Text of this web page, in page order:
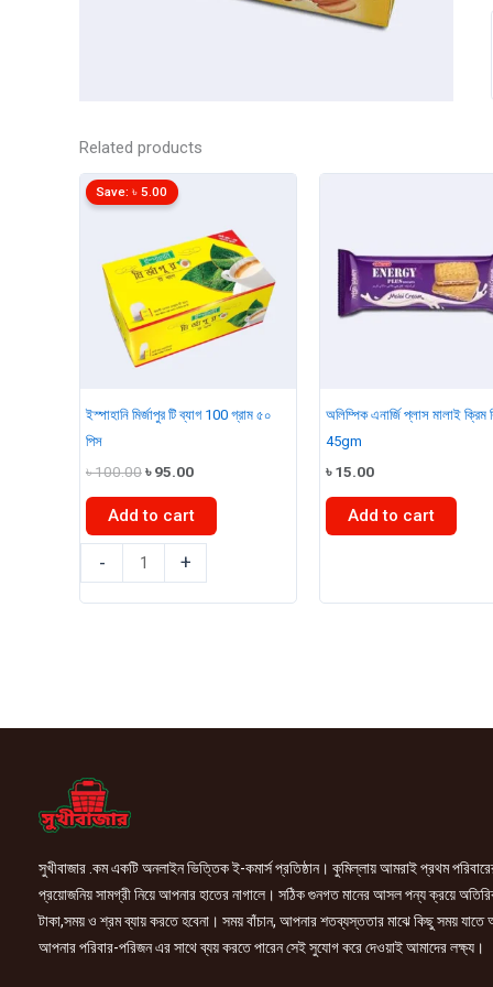
Related products
ইস্পাহানি মির্জাপুর টি ব্যাগ 100 গ্রাম ৫০
পিস
৳100.00Original
was:
৳ 100.00.
৳95.00Current
৳ 95.00.
Save:৳5.00
Add to cart
-
মির্জাপুর
টি
+
অলিম্পিক এনার্জি প্লাস মালাই ক্রিম
45gm
৳15.00
Add to cart
প্লাস
সুখীবাজার .কম একটি অনলাইন ভিত্তিক ই-কমার্স প্রতিষ্ঠান। কুমিল্লায় আমরাই প্রথম
প্রয়োজনিয় সামগ্রী নিয়ে আপনার হাতের নাগালে। সঠিক গুনগত মানের আসল পন্য ক্রয়ে
টাকা,সময় ও শ্রম ব্যায় করতে হবেনা। সময় বাঁচান, আপনার শতব্যস্ততার মাঝে কিছু সময় যাতে
আপনার পরিবার-পরিজন এর সাথে ব্যয় করতে পারেন সেই সুযোগ করে দেওয়াই আমাদের লক্ষ্য।